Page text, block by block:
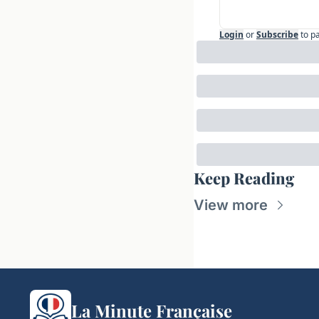
Login orSubscribeto
Keep Reading
View more
La Minute Française